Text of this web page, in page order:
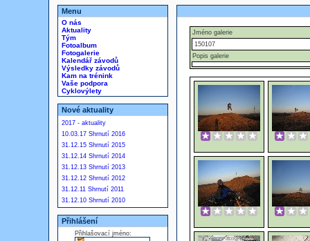
Menu
O nás
Aktuality
Tým
Fotoalbum
Fotogalerie
Kalendář závodů
Výsledky závodů
Kam na trénink
Vaše podpora
Cyklovýlety
Nové aktuality
2017 - aktuality
10.03.17 Shrnutí 2016
31.12.15 Shrnutí 2015
31.12.14 Shrnutí 2014
31.12.13 Shrnutí 2013
31.12.12 Shrnutí 2012
31.12.11 Shrnutí 2011
31.12.10 Shrnutí 2010
Přihlášení
Přihlašovací jméno:
Jméno galerie
150107
Popis galerie